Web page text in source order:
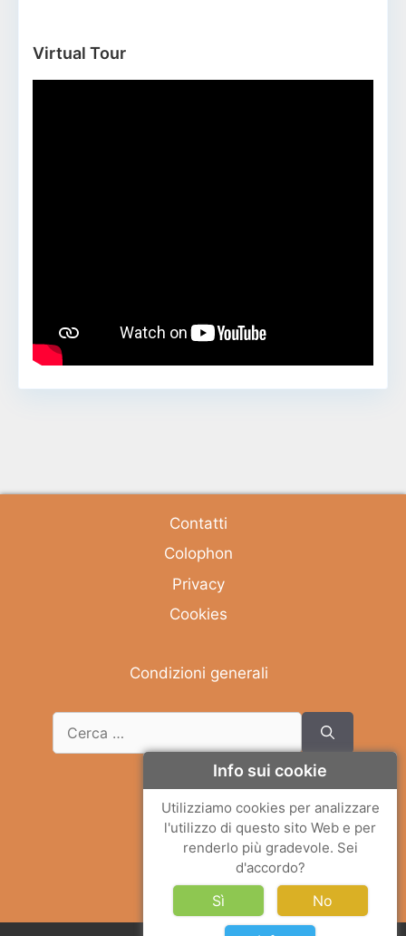
Virtual Tour
Contatti
Colophon
Privacy
Cookies
Condizioni generali
Deutsch
English
Italiano
Info sui cookie
Utilizziamo cookies per analizzare
l'utilizzo di questo sito Web e per
renderlo più gradevole. Sei
d'accordo?
Sì No